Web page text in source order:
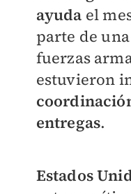
ayuda el
parte de
fuerzas
estuvieron
entregas.
Estados